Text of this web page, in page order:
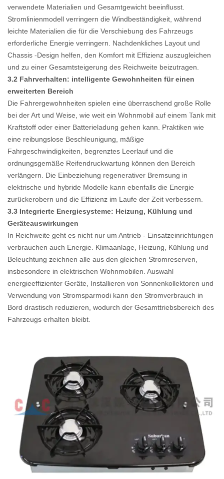
verwendete Materialien und Gesamtgewicht beeinflusst.
Stromlinienmodell verringern die Windbeständigkeit, während
leichte Materialien die für die Verschiebung des Fahrzeugs
erforderliche Energie verringern. Nachdenkliches Layout und
Chassis -Design helfen, den Komfort mit Effizienz auszugleichen
und zu einer Gesamtsteigerung des Reichweite beizutragen.
3.2 Fahrverhalten: intelligente Gewohnheiten für einen
erweiterten Bereich
Die Fahrergewohnheiten spielen eine überraschend große Rolle
bei der Art und Weise, wie weit ein Wohnmobil auf einem Tank mit
Kraftstoff oder einer Batterieladung gehen kann. Praktiken wie
eine reibungslose Beschleunigung, mäßige
Fahrgeschwindigkeiten, begrenztes Leerlauf und die
ordnungsgemäße Reifendruckwartung können den Bereich
verlängern. Die Einbeziehung regenerativer Bremsung in
elektrische und hybride Modelle kann ebenfalls die Energie
zurückerobern und die Effizienz im Laufe der Zeit verbessern.
3.3 Integrierte Energiesysteme: Heizung, Kühlung und
Geräteauswirkungen
In Reichweite geht es nicht nur um Antrieb - Einsatzeinrichtungen
verbrauchen auch Energie. Klimaanlage, Heizung, Kühlung und
Beleuchtung zeichnen alle aus den gleichen Stromreserven,
insbesondere in elektrischen Wohnmobilen. Auswahl
energieeffizienter Geräte, Installieren von Sonnenkollektoren und
Verwendung von Stromsparmodi kann den Stromverbrauch in
Bord drastisch reduzieren, wodurch der Gesamttriebsbereich des
Fahrzeugs erhalten bleibt.